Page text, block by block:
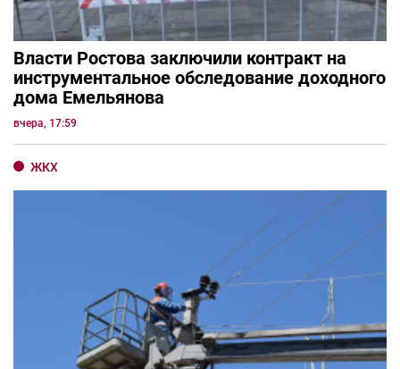
Власти Ростова заключили контракт на
инструментальное обследование доходного
дома Емельянова
вчера, 17:59
ЖКХ